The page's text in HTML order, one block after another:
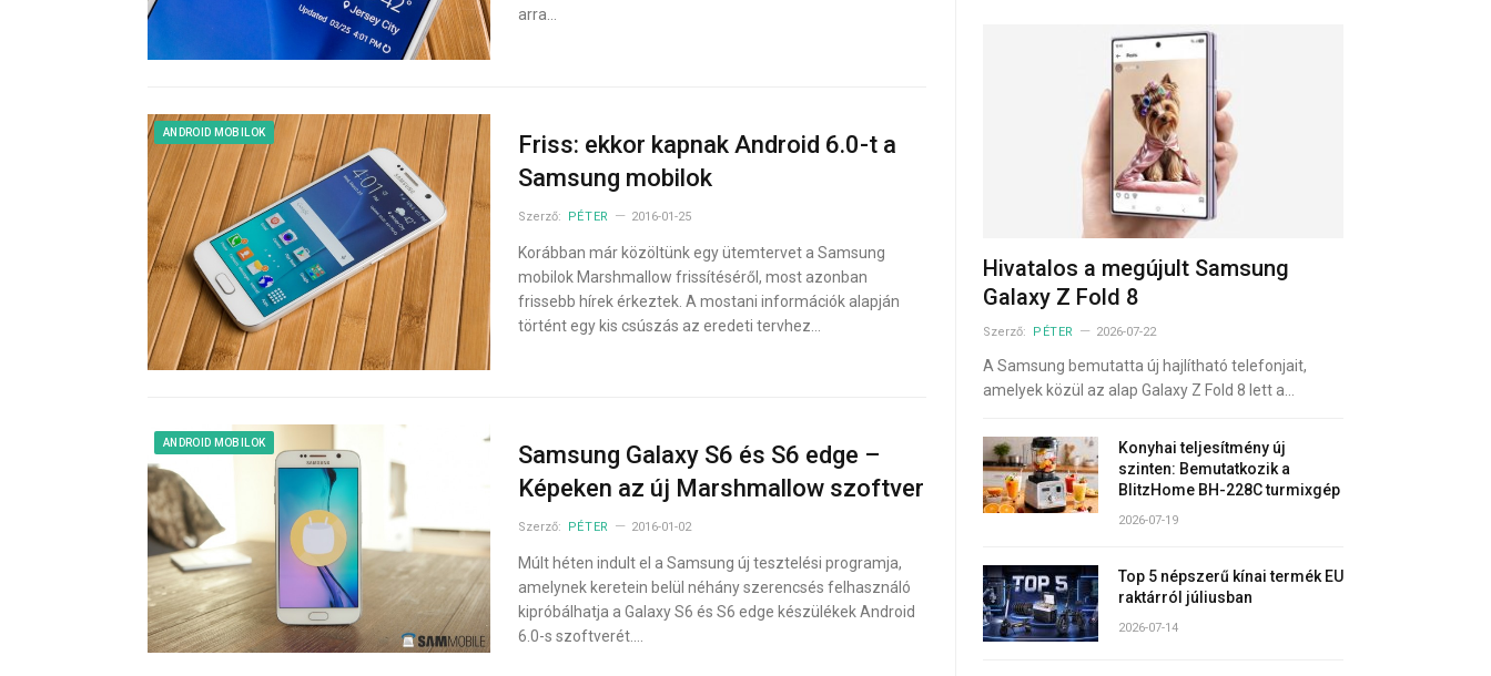
arra…
ANDROID MOBILOK
Friss: ekkor kapnak Android 6.0-t a
Samsung mobilok
Szerző: PÉTER 2016-01-25
Korábban már közöltünk egy ütemtervet a Samsung
mobilok Marshmallow frissítéséről, most azonban
frissebb hírek érkeztek. A mostani információk alapján
történt egy kis csúszás az eredeti tervhez…
ANDROID MOBILOK
Samsung Galaxy S6 és S6 edge –
Képeken az új Marshmallow szoftver
Szerző: PÉTER 2016-01-02
Múlt héten indult el a Samsung új tesztelési programja,
amelynek keretein belül néhány szerencsés felhasználó
kipróbálhatja a Galaxy S6 és S6 edge készülékek Android
6.0-s szoftverét.…
Hivatalos a megújult Samsung
Galaxy Z Fold 8
Szerző: PÉTER 2026-07-22
A Samsung bemutatta új hajlítható telefonjait,
amelyek közül az alap Galaxy Z Fold 8 lett a…
Konyhai teljesítmény új
szinten: Bemutatkozik a
BlitzHome BH-228C turmixgép
2026-07-19
Top 5 népszerű kínai termék EU
raktárról júliusban
2026-07-14